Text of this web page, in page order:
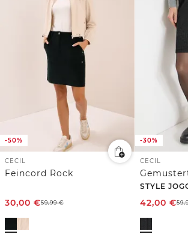
-50%
CECIL
Feincord Rock
30,00 €59,99€
-30%
CECIL
STYLE
42,00 €